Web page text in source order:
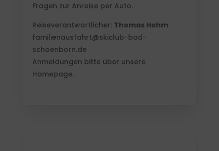
Fragen zur Anreise per Auto.
Reiseverantwortlicher: Thomas Hohm
familienausfahrt@skiclub-bad-
schoenborn.de
Anmeldungen bitte über unsere
Homepage.